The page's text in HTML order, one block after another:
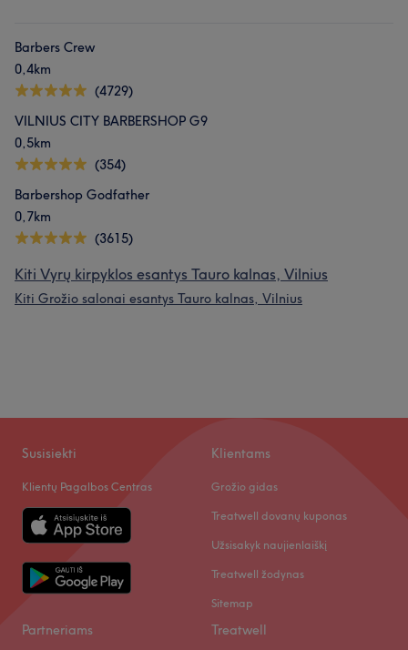
Barbers Crew
0,4km
(4729)
VILNIUS CITY BARBERSHOP G9
0,5km
(354)
Barbershop Godfather
0,7km
(3615)
Kiti Vyrų kirpyklos esantys Tauro kalnas, Vilnius
Kiti Grožio salonai esantys Tauro kalnas, Vilnius
Susisiekti
Klientų Pagalbos Centras
Klientams
Grožio gidas
Treatwell dovanų kuponas
Užsisakyk naujienlaiškį
Treatwell žodynas
Sitemap
Partneriams Treatwell